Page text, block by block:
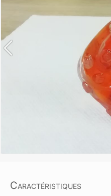
Caractéristiques